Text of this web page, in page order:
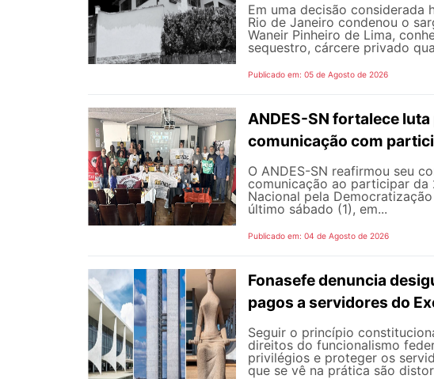
Em uma decisão considerada
Rio de Janeiro condenou o
Waneir Pinheiro de Lima,
sequestro, cárcere privado
Publicado em: 05 de Agosto de 2026
ANDES-SN fortalece
comunicação com
O ANDES-SN reafirmou seu
comunicação ao participar da
Nacional pela
último sábado (1), em...
Publicado em: 04 de Agosto de 2026
Fonasefe denuncia
pagos a servidores do
Seguir o princípio
direitos do funcionalismo
privilégios e proteger os
que se vê na prática são